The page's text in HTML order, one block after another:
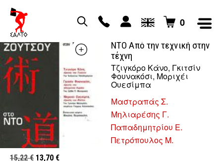
0
ΝΤΟ Από την τεχνική στην
τέχνη
Τζιγκόρο Κάνο, Γκιτσίν
Φουνακόσι, Μοριχέι
Ουεσίμπα
Μαστραπάς Σ.
Μηλιαρέσης Γ.
Παπαδημητρίου Ε.
Πετρόπουλος Μ.
15,22€ Original
13,70 €Η